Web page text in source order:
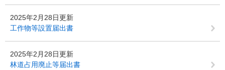
2025年2月28日更新
工作物等設置届出書
2025年2月28日更新
林道占用廃止等届出書